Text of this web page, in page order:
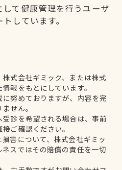
て健康管理を行うユーザ
しています。
式会社ギミック、または株式
報をもとにしています。
努めておりますが、内容を完
せん。
診を希望される場合は、事前
ご確認ください。
害について、株式会社ギミッ
スではその賠償の責任を一切